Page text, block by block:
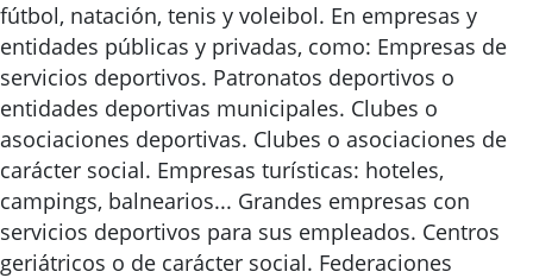
fútbol, natación, tenis y voleibol. En empresas y
entidades públicas y privadas, como: Empresas de
servicios deportivos. Patronatos deportivos o
entidades deportivas municipales. Clubes o
asociaciones deportivas. Clubes o asociaciones de
carácter social. Empresas turísticas: hoteles,
campings, balnearios... Grandes empresas con
servicios deportivos para sus empleados. Centros
geriátricos o de carácter social. Federaciones